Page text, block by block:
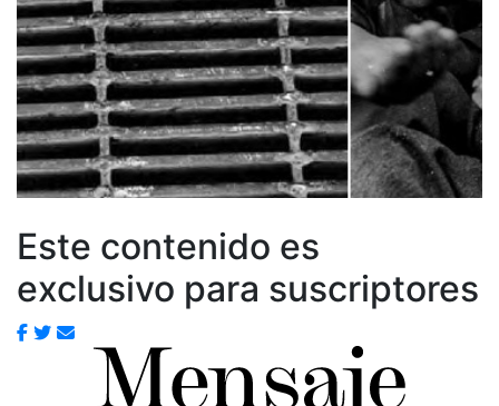
Este contenido es
exclusivo para suscriptores